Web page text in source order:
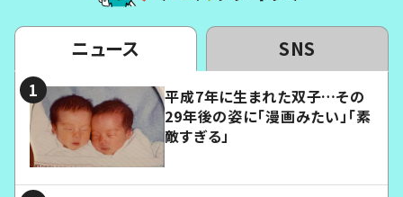
ニュース SNS
平成7年に生まれた双子…その
29年後の姿に「漫画みたい」「素
敵すぎる」